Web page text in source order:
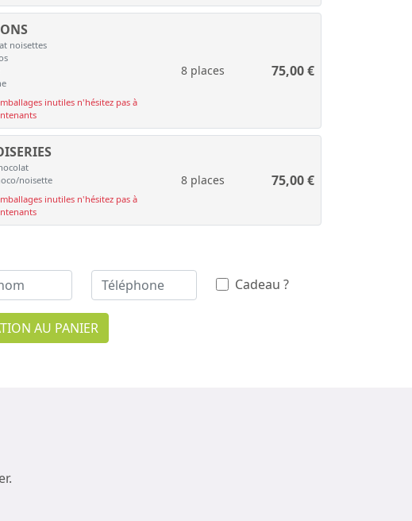
noisettes
inutiles n'hésitez pas à
8 places 75,00€
noisette
inutiles n'hésitez pas à
8 places 75,00€
Cadeau ?
AU PANIER